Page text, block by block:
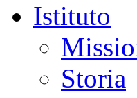
Istituto
Storia